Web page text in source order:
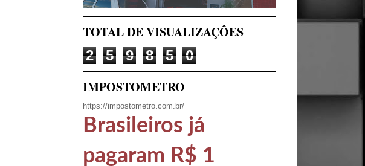
TOTAL DE VISUALIZAÇÔES
2 5 9 8 5 0
IMPOSTOMETRO
https://impostometro.com.br/
Brasileiros já
pagaram R$ 1